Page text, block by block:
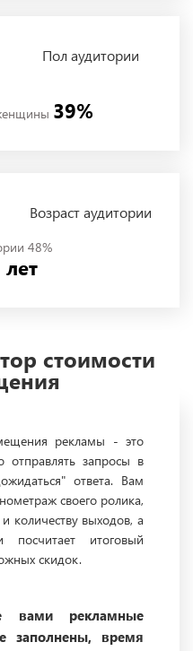
Полаудитории
39%
Возраст аудитории
48%
стоимости
рекламы - это
отправлять запросы в
ответа. Вам
своего ролика,
количеству выходов, а
посчитает итоговый
скидок.
вами рекламные
заполнены, время